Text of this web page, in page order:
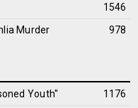
1546
Murder
978
Youth'' 1176